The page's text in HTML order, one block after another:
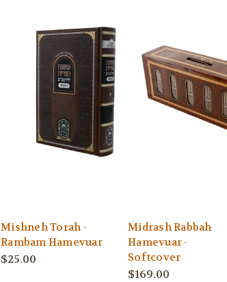
Mishneh Torah -
Rambam Hamevuar
$25.00
Midrash Rabbah
Hamevuar -
Softcover
$169.00